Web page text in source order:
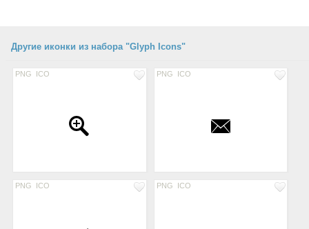
Другие иконки из набора "Glyph Icons"
PNG ICO PNG ICO
PNG ICO PNG ICO